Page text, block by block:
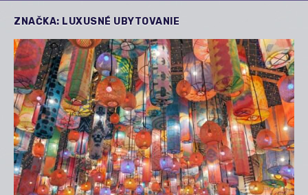
ZNAČKA: LUXUSNÉ UBYTOVANIE